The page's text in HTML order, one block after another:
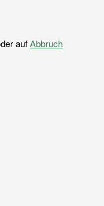
aufAbbruch